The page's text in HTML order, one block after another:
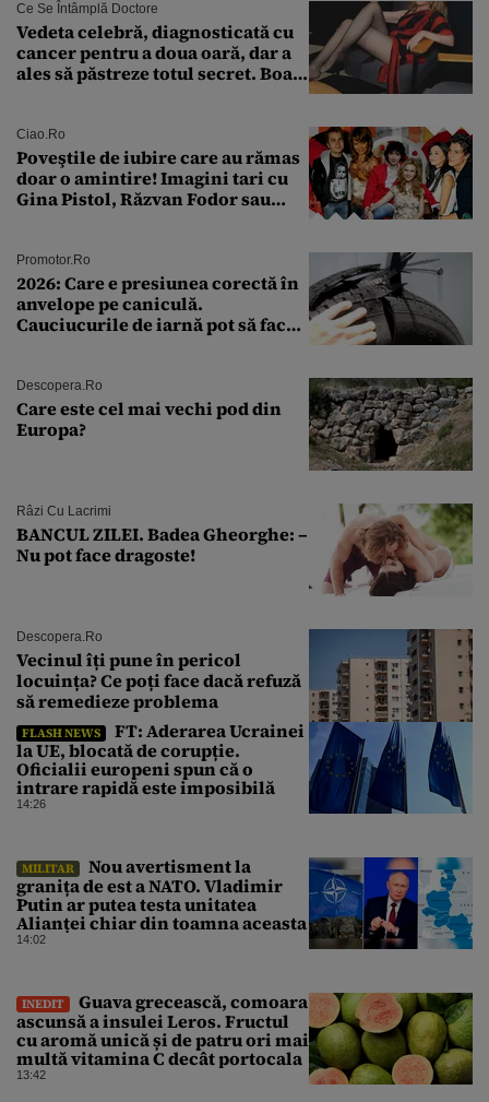
Ce Se Întâmplă Doctore
Vedeta celebră, diagnosticată cu
cancer pentru a doua oară, dar a
ales să păstreze totul secret. Boala
Ciao.ro
Poveştile de iubire care au rămas
doar o amintire! Imagini tari cu
Gina Pistol, Răzvan Fodor sau
Promotor.ro
2026: Care e presiunea corectă în
anvelope pe caniculă.
Cauciucurile de iarnă pot să facă
Descopera.ro
Care este cel mai vechi pod din
Europa?
Râzi Cu Lacrimi
BANCUL ZILEI. Badea Gheorghe: –
Nu pot face dragoste!
Descopera.ro
Vecinul îți pune în pericol
locuința? Ce poți face dacă refuză
să remedieze problema
FLASH NEWS
FT: Aderarea Ucrainei
la UE, blocată de corupție.
Oficialii europeni spun că o
intrare rapidă este imposibilă
14:26
MILITAR
Nou avertisment la
granița de est a NATO. Vladimir
Putin ar putea testa unitatea
Alianței chiar din toamna aceasta
14:02
INEDIT
Guava grecească, comoara
ascunsă a insulei Leros. Fructul
cu aromă unică și de patru ori mai
multă vitamina C decât portocala
13:42